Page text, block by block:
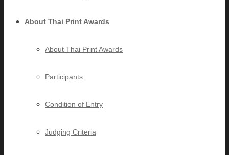
About Thai Print Awards
About Thai Print Awards
Participants
Condition of Entry
Judging Criteria